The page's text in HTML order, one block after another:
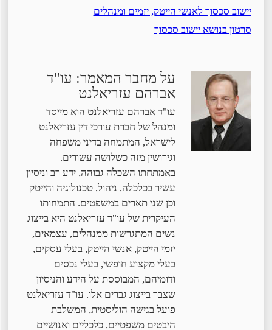
יישוב סכסוך לאנשי הייטק, יזמים ומנהלים
סרטון בנושא יישוב סכסוך
על מחבר המאמר: עו"ד
אברהם עזריאלנט
עו"ד אברהם עזריאלנט הוא מייסד
ומנהל של חברת עורכי דין עזריאלנט
לישראל, המתמחה בדיני משפחה
וגירושין מזה כשלושה עשורים.
באמתחתו השכלה גבוהה, ידע רב וניסיון
עשיר בכלכלה, ניהול, טכנולוגיה והייטק
וכן שני תארים במשפטים. התמחותו
העיקרית של עו"ד עזריאלנט היא בייצוג
נשים המתגרשות ממנהלים, עצמאים,
יזמי הייטק, אנשי הייטק, בעלי עסקים,
בעלי מקצוע חופשי, בעלי נכסים
ודומיהם, המבוססת על הידע והניסיון
שצבר בייצוג גברים אלו. עו"ד עזריאלנט
פועל בגישה הוליסטית, המשלבת
היבטים משפטיים, כלכליים ואנושיים